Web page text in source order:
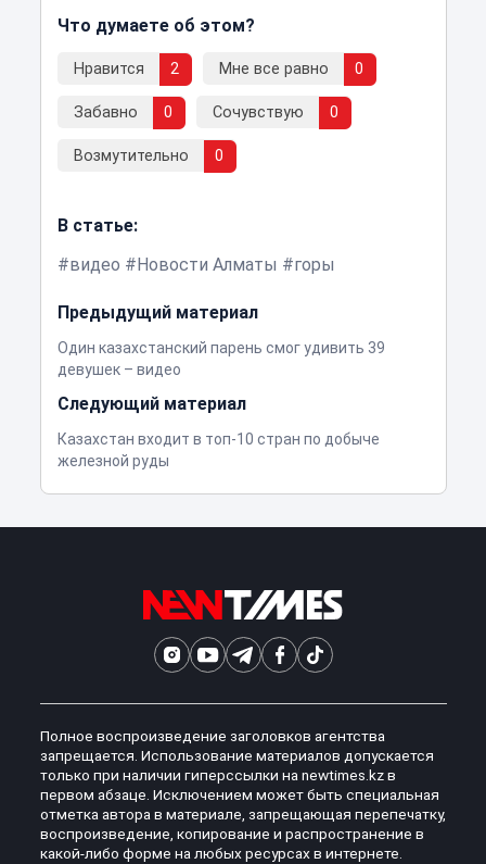
Что думаете об этом?
Нравится 2 Мне все равно 0
Забавно 0 Сочувствую 0
Возмутительно 0
В статье:
видео
Новости Алматы горы
Предыдущий материал
Один казахстанский парень смог удивить 39
девушек – видео
Следующий материал
Казахстан входит в топ-10 стран по добыче
железной руды
Полное воспроизведение заголовков агентства
запрещается. Использование материалов допускается
только при наличии гиперссылки на newtimes.kz в
первом абзаце. Исключением может быть специальная
отметка автора в материале, запрещающая перепечатку,
воспроизведение, копирование и распространение в
какой-либо форме на любых ресурсах в интернете.